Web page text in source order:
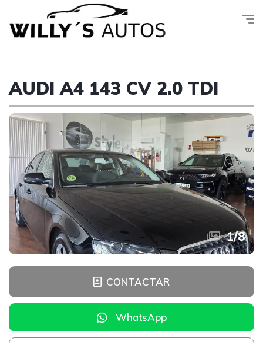
AUDI A4 143 CV 2.0 TDI
1/8
CONTACTAR
WhatsApp